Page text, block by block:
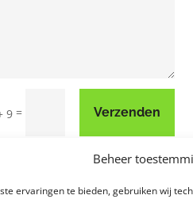
Beheer
ervaringen te bieden, gebruiken wij
9 = Verzenden